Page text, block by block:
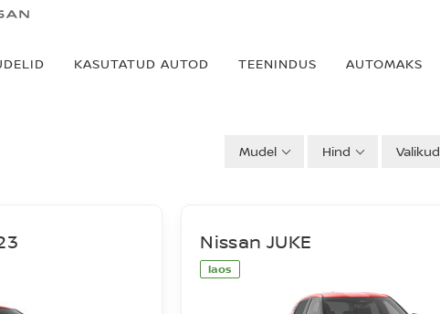
KASUTATUD AUTOD TEENINDUS AUTOMAKS
Mudel Hind Valikud
laos
Nissan JUKE